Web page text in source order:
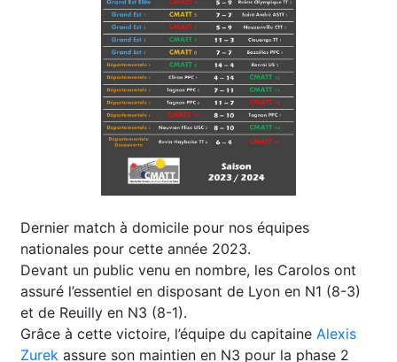
Dernier match à domicile pour nos équipes
nationales pour cette année 2023.
Devant un public venu en nombre, les Carolos ont
assuré l’essentiel en disposant de Lyon en N1 (8-3)
et de Reuilly en N3 (8-1).
Grâce à cette victoire, l’équipe du capitaine Alexis
Zurek assure son maintien en N3 pour la phase 2